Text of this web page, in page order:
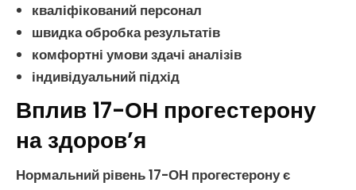
кваліфікований персонал
швидка обробка результатів
комфортні умови здачі аналізів
індивідуальний підхід
Вплив 17-ОН прогестерону
на здоров’я
Нормальний рівень17-ОН прогестеронує